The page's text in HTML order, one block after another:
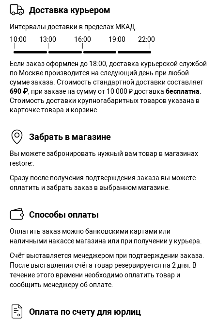
Доставка курьером
Интервалы доставки в пределах МКАД:
10:00
13:00 16:00 19:00 22:00
Если заказ оформлен до 18:00, доставка курьерской службой
по Москве производится на следующий день при любой
сумме заказа. Cтоимость стандартной доставки составляет
690 ₽, при заказе на сумму от 10 000 ₽ доставка бесплатна
Стоимость доставки крупногабаритных товаров указана в
карточке товара и корзине.
Забрать в магазине
Вы можете забронировать нужный вам товар в магазинах
restore:.
Сразу после получения подтверждения заказа вы можете
оплатить и забрать заказ в выбранном магазине.
Способы оплаты
Оплатить заказ можно банковскими картами или
наличными накассе магазина или при получении у курьера.
Cчёт выставляется менеджером при подтверждении заказа.
После выставления счёта товар резервируется на 2 дня. В
течение этого времени необходимо оплатить товар и
сообщить менеджеру об оплате.
Оплата по счету для юрлиц